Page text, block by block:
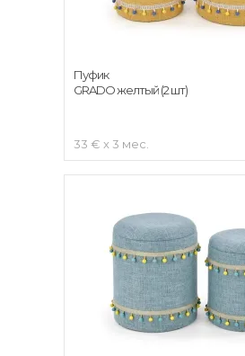
33 € x 3 мес.
Пуфик
GRADO желтый (2 шт)